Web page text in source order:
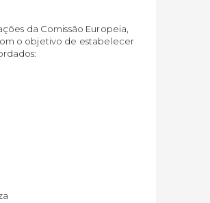
da Comissão Europeia,
o objetivo de estabelecer